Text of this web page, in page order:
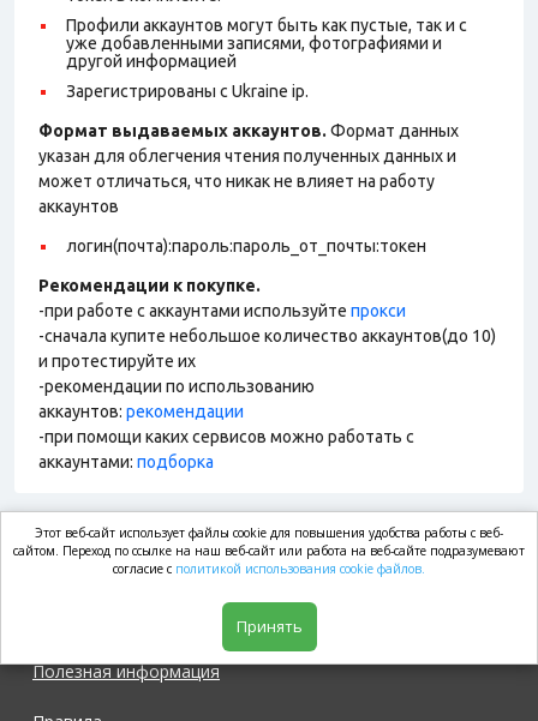
Профили аккаунтов могут быть как пустые, так и с
уже добавленными записями, фотографиями и
другой информацией
Зарегистрированы с Ukraine ip.
Формат выдаваемых аккаунтов. Формат данных
указан для облегчения чтения полученных данных и
может отличаться, что никак не влияет на работу
аккаунтов
логин(почта):пароль:пароль_от_почты:токен
Рекомендации к покупке.
-при работе с аккаунтами используйте прокси
-сначала купите небольшое количество аккаунтов(до 10)
и протестируйте их
-рекомендации по использованию
аккаунтов: рекомендации
-при помощи каких сервисов можно работать с
аккаунтами: подборка
market.com
Полезная информация
Этот веб-сайт использует файлы cookie для повышения удобства работы с веб-
сайтом. Переход по ссылке на наш веб-сайт или работа на веб-сайте подразумевают
согласие с политикой использования cookie файлов.
Принять